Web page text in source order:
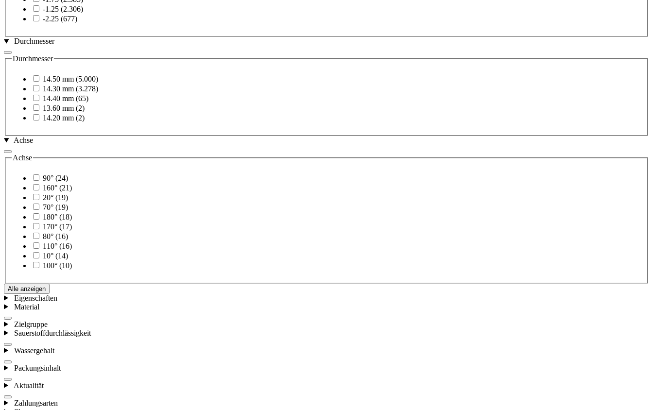
-1.25 (2.306)
-2.25 (677)
Durchmesser
Durchmesser
14.50 mm (5.000)
14.30 mm (3.278)
14.40 mm (65)
13.60 mm (2)
14.20 mm (2)
Achse
Achse
90° (24)
160° (21)
20° (19)
70° (19)
180° (18)
170° (17)
80° (16)
110° (16)
10° (14)
100° (10)
Alle anzeigen
Eigenschaften
Material
Zielgruppe
Sauerstoffdurchlässigkeit
Wassergehalt
Packungsinhalt
Aktualität
Zahlungsarten